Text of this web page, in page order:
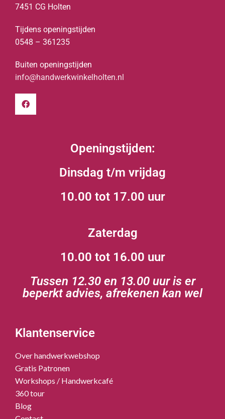
7451 CG Holten
Tijdens openingstijden
0548 – 361235
Buiten openingstijden
info@handwerkwinkelholten.nl
Openingstijden:
Dinsdag t/m vrijdag
10.00 tot 17.00 uur
Zaterdag
10.00 tot 16.00 uur
Tussen 12.30 en 13.00 uur is er
beperkt advies, afrekenen kan wel
Klantenservice
Over handwerkwebshop
Gratis Patronen
Workshops / Handwerkcafé
360 tour
Blog